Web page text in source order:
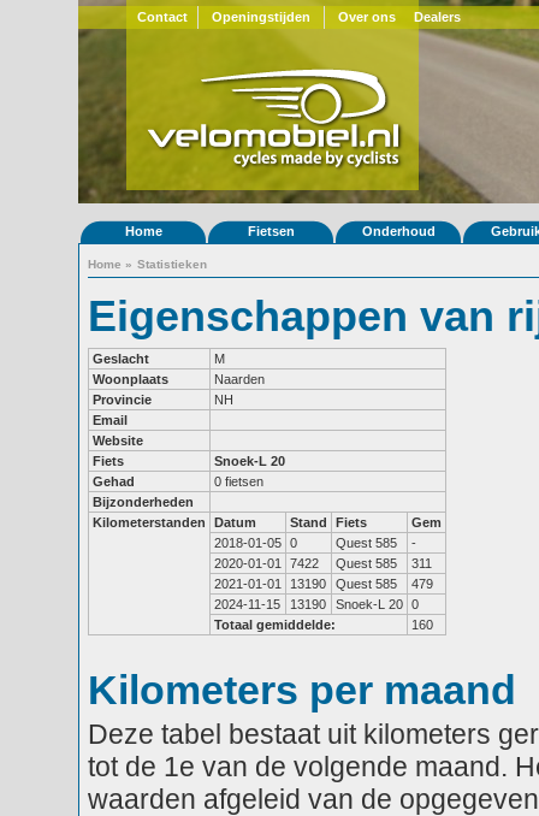
Contact Openingstijden Over ons Dealers
Home Fietsen Onderhoud
Home » Statistieken
Eigenschappen van
Geslacht
M
Woonplaats
Naarden
Provincie
NH
Email
Website
Fiets
Snoek-L 20
Gehad
0 fietsen
Bijzonderheden
Kilometerstanden
Datum Stand Fiets
Gem
2018-01-05 0 Quest 585
-
2020-01-01
7422 Quest 585
311
2021-01-01
13190 Quest 585
479
2024-11-15
13190 Snoek-L 20 0
Totaal gemiddelde:
160
Kilometers per maand
Deze tabel bestaat uit kilometers
tot de 1e van de volgende maand.
waarden afgeleid van de